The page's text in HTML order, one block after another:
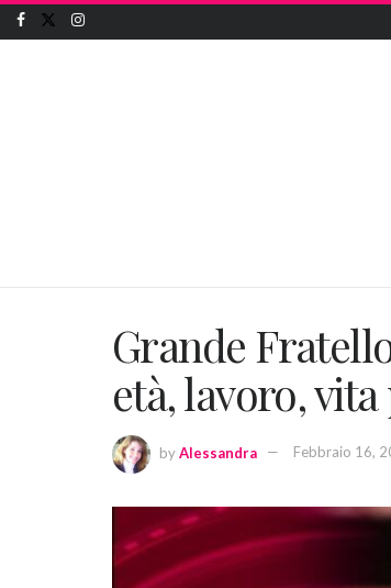
Grande
età, lavoro,
byAlessandra Febbraio 16,